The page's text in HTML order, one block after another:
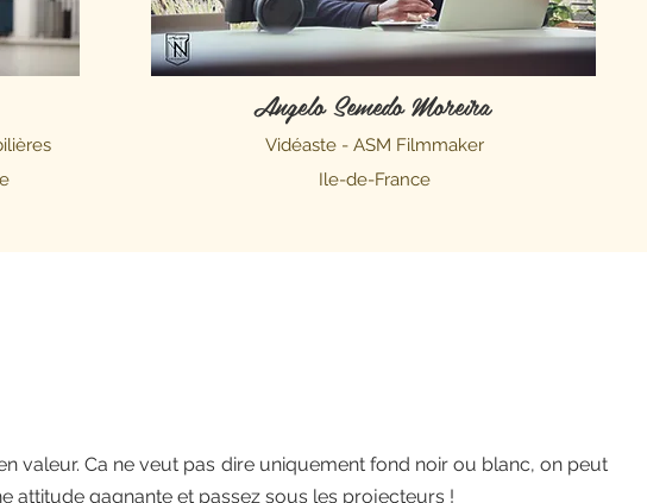
Angelo Semedo Moreira
Vidéaste - ASM Filmmaker
Ile-de-France
valeur. Ca ne veut pas dire uniquement fond noir ou blanc, on peut
attitude gagnante et passez sous les projecteurs !